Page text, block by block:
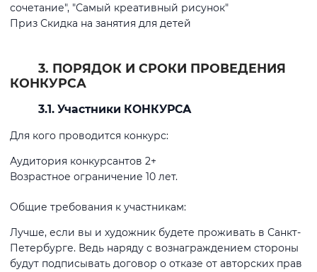
сочетание", "Самый креативный рисунок"
Приз Скидка на занятия для детей
3. ПОРЯДОК И СРОКИ ПРОВЕДЕНИЯ
КОНКУРСА
3.1. Участники КОНКУРСА
Для кого проводится конкурс:
Аудитория конкурсантов 2+
Возрастное ограничение 10 лет.
Общие требования к участникам:
Лучше, если вы и художник будете проживать в Санкт-
Петербурге. Ведь наряду с вознаграждением стороны
будут подписывать договор о отказе от авторских прав